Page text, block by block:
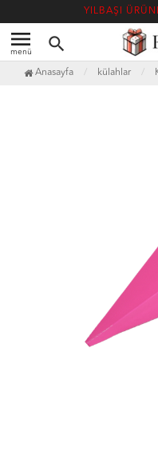
YILBAŞI
menu
menü search
Anasayfa külahlar